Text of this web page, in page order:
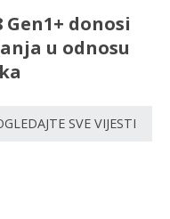
donosi
u odnosu
SVE VIJESTI